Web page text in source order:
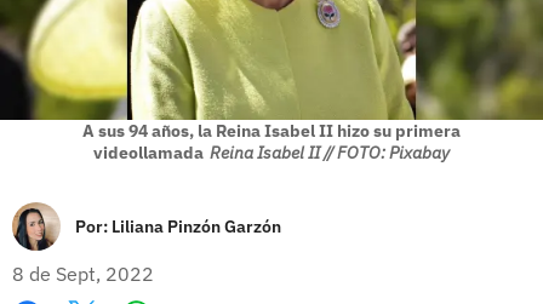
A sus 94 años, la Reina Isabel II hizo su primera
videollamada Reina Isabel II // FOTO: Pixabay
Por: Liliana Pinzón Garzón
8 de Sept, 2022